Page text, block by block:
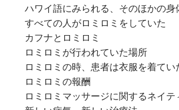
ハワイ語にみられる、そのほかの身
すべての人がロミロミをしていた
カフナとロミロミ
ロミロミが行われていた場所
ロミロミの時、患者は衣服を着てい
ロミロミの報酬
ロミロミマッサージに関するネイテ